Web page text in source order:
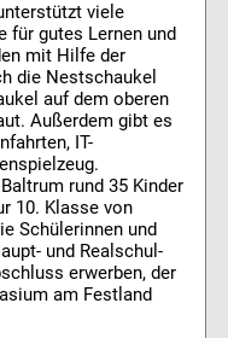
viele
für gutes Lernen und
mit Hilfe der
die Nestschaukel
auf dem oberen
Außerdem gibt es
IT-
rund 35 Kinder
10. Klasse von
Schülerinnen und
und Realschul-
erwerben, der
am Festland